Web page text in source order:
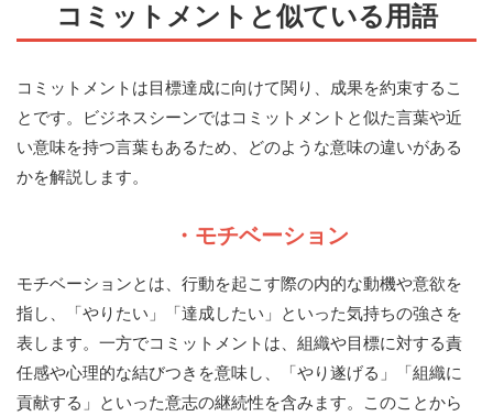
コミットメントと似ている用語
コミットメントは目標達成に向けて関り、成果を約束するこ
とです。ビジネスシーンではコミットメントと似た言葉や近
い意味を持つ言葉もあるため、どのような意味の違いがある
かを解説します。
・モチベーション
モチベーションとは、行動を起こす際の内的な動機や意欲を
指し、「やりたい」「達成したい」といった気持ちの強さを
表します。一方でコミットメントは、組織や目標に対する責
任感や心理的な結びつきを意味し、「やり遂げる」「組織に
貢献する」といった意志の継続性を含みます。このことから